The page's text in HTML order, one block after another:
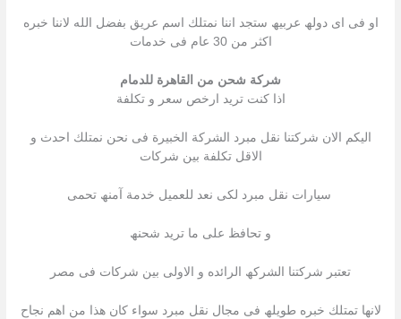
او فى اى دولھ عربیھ ستجد اننا نمتلك اسم عریق بفضل الله لاننا خبره
اكثر من 30 عام فى خدمات
شركة شحن من القاهرة للدمام
اذا كنت ترید ارخص سعر و تكلفة
الیكم الان شركتنا نقل مبرد الشركة الخبیرة فى نحن نمتلك احدث و
الاقل تكلفة بین شركات
سیارات نقل مبرد لكى نعد للعمیل خدمة آمنھ تحمى
و تحافظ على ما ترید شحنھ
تعتبر شركتنا الشركھ الرائده و الاولى بین شركات فى مصر
لانھا تمتلك خبره طویلھ فى مجال نقل مبرد سواء كان ھذا من اھم نجاح